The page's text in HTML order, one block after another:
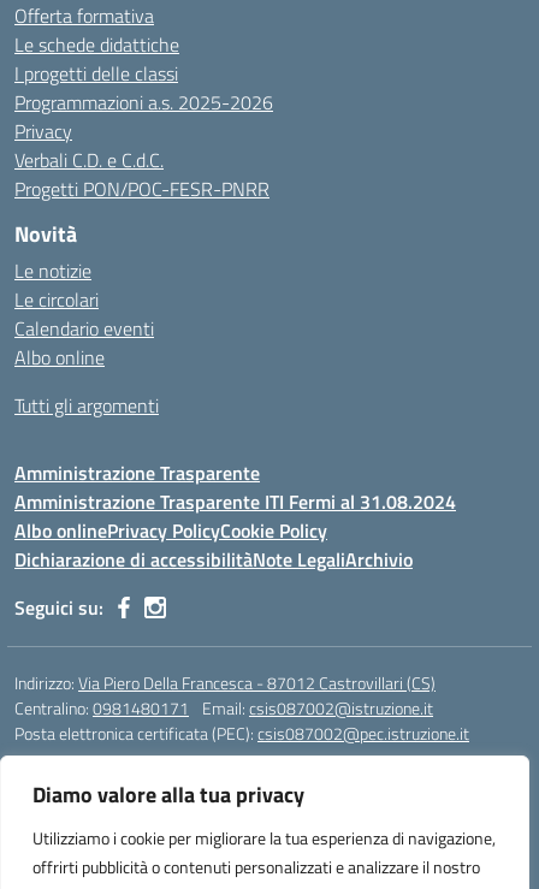
Diamo valore alla tua privacy
Utilizziamo i cookie per migliorare la tua esperienza di navigazione,
offrirti pubblicità o contenuti personalizzati e analizzare il nostro
Offerta formativa
Le schede didattiche
I progetti delle classi
Programmazioni a.s. 2025-2026
Privacy
Verbali C.D. e C.d.C.
Progetti PON/POC-FESR-PNRR
Novità
Le notizie
Le circolari
Calendario eventi
Albo online
Tutti gli argomenti
Amministrazione Trasparente
Amministrazione Trasparente ITI Fermi al 31.08.2024
Albo onlinePrivacy PolicyCookie Policy
Dichiarazione di accessibilitàNote LegaliArchivio
Seguici su:
Indirizzo:Via Piero Della Francesca - 87012 Castrovillari (CS)
Centralino:0981480171 Email:csis087002@istruzione.it
Posta elettronica certificata (PEC):csis087002@pec.istruzione.it
Codice meccanografico:CSIS087002
Codice Indice delle Pubbliche Amministrazioni (IPA): PNG4CA8K
Codice unico di fatturazione (CUF): R8N7JA